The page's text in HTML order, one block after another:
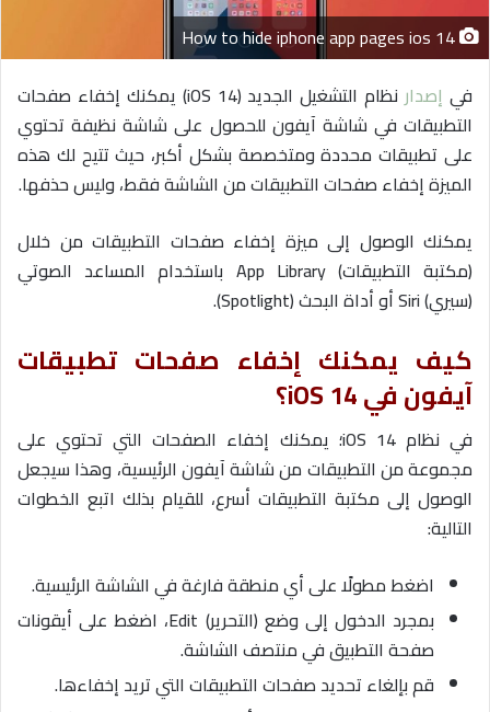
إ
ل
ت
ر
و
ن
في إصدار
نظام التشغيل الجديد (iOS 14) يمكنك إخفاء صفحات
التطبيقات في شاشة آيفون للحصول على شاشة نظيفة تحتوي
على تطبيقات محددة ومتخصصة بشكل أكبر، حيث تتيح لك هذه
الميزة إخفاء صفحات التطبيقات من الشاشة فقط، وليس حذفها.
يمكنك الوصول إلى ميزة إخفاء صفحات التطبيقات من خلال
(مكتبة التطبيقات) App Library باستخدام المساعد الصوتي
(سيري) Siri أو أداة البحث (Spotlight).
كيف يمكنك إخفاء صفحات تطبيقات
آيفون في iOS 14؟
في نظام iOS 14؛ يمكنك إخفاء الصفحات التي تحتوي على
مجموعة من التطبيقات من شاشة آيفون الرئيسية، وهذا سيجعل
الوصول إلى مكتبة التطبيقات أسرع، للقيام بذلك اتبع الخطوات
التالية:
اضغط مطولًا على أي منطقة فارغة في الشاشة الرئيسية.
بمجرد الدخول إلى وضع (التحرير) Edit، اضغط على أيقونات
صفحة التطبيق في منتصف الشاشة.
قم بإلغاء تحديد صفحات التطبيقات التي تريد إخفاءها.